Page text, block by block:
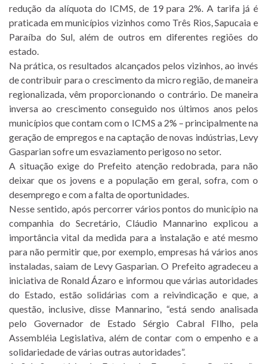
redução da alíquota do ICMS, de 19 para 2%. A tarifa já é
praticada em municípios vizinhos como Três Rios, Sapucaia e
Paraíba do Sul, além de outros em diferentes regiões do
estado.
Na prática, os resultados alcançados pelos vizinhos, ao invés
de contribuir para o crescimento da micro região, de maneira
regionalizada, vêm proporcionando o contrário. De maneira
inversa ao crescimento conseguido nos últimos anos pelos
municípios que contam com o ICMS a 2% – principalmente na
geração de empregos e na captação de novas indústrias, Levy
Gasparian sofre um esvaziamento perigoso no setor.
A situação exige do Prefeito atenção redobrada, para não
deixar que os jovens e a população em geral, sofra, com o
desemprego e com a falta de oportunidades.
Nesse sentido, após percorrer vários pontos do município na
companhia do Secretário, Cláudio Mannarino explicou a
importância vital da medida para a instalação e até mesmo
para não permitir que, por exemplo, empresas há vários anos
instaladas, saiam de Levy Gasparian. O Prefeito agradeceu a
iniciativa de Ronald Ázaro e informou que várias autoridades
do Estado, estão solidárias com a reivindicação e que, a
questão, inclusive, disse Mannarino, “está sendo analisada
pelo Governador de Estado Sérgio Cabral FIlho, pela
Assembléia Legislativa, além de contar com o empenho e a
solidariedade de várias outras autoridades”.